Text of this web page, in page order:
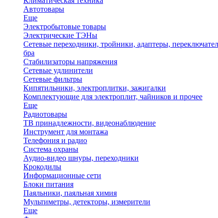
Автотовары
Еще
Электробытовые товары
Электрические ТЭНы
Сетевые переходники, тройники, адаптеры,
бра
Стабилизаторы напряжения
Сетевые удлинители
Сетевые фильтры
Кипятильники, электроплитки, зажигалки
Комплектующие для электроплит, чайников и прочее
Еще
Радиотовары
ТВ принадлежности, видеонаблюдение
Инструмент для монтажа
Телефония и радио
Система охраны
Аудио-видео шнуры, переходники
Крокодилы
Информационные сети
Блоки питания
Паяльники, паяльная химия
Мультиметры, детекторы, измерители
Еще